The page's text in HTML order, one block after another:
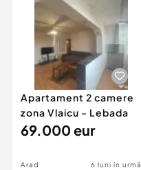
Apartament 2 camere
zona Vlaicu - Lebada
69.000 eur
Arad 6 luni în urmă